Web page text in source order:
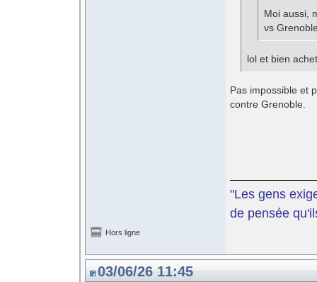
Moi aussi,
vs
lol et bien
Pas impossible et
contre Grenoble.
"Les gens
de pensée
Hors ligne
03/06/26 11:45